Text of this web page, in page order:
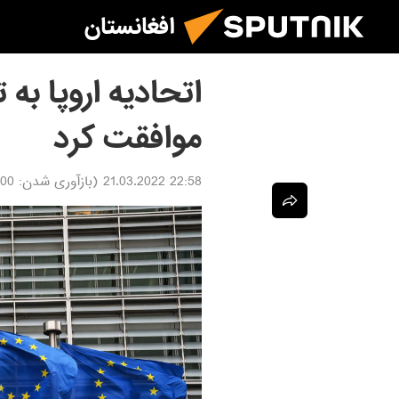
افغانستان
اتحادیه اروپا
موافقت کرد
22:58 21.03.2022 (بازآوری شدن: